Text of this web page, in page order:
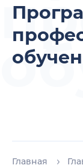
Главная